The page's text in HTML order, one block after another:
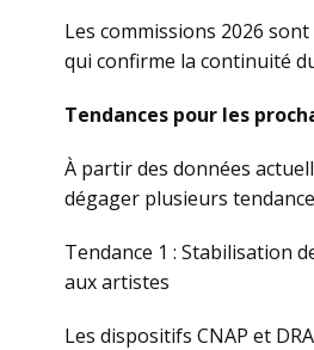
Les commissions 2026
qui confirme la continuité
Tendances pour les
À partir des données
dégager plusieurs
Tendance 1 : Stabilisation
aux artistes
Les dispositifs CNAP et